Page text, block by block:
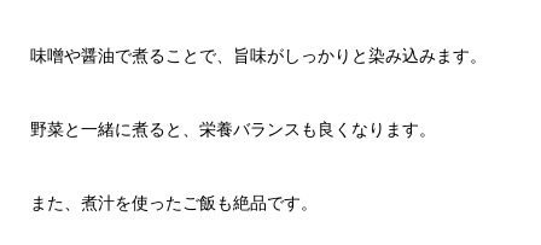
味噌や醤油で煮ることで、旨味がしっかりと染み込みます。
野菜と一緒に煮ると、栄養バランスも良くなります。
また、煮汁を使ったご飯も絶品です。